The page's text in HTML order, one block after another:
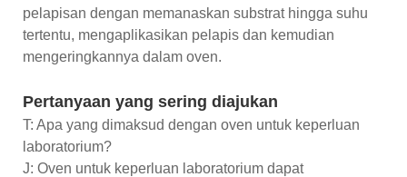
pelapisan dengan memanaskan substrat hingga suhu
tertentu, mengaplikasikan pelapis dan kemudian
mengeringkannya dalam oven.
Pertanyaan yang sering diajukan
T: Apa yang dimaksud dengan oven untuk keperluan
laboratorium?
J: Oven untuk keperluan laboratorium dapat